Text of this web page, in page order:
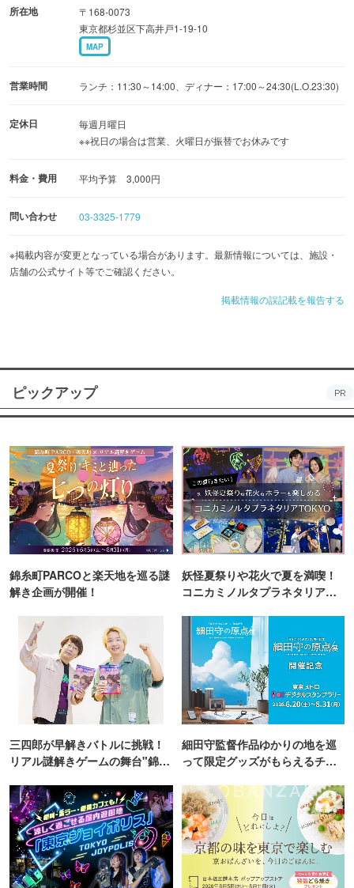
所在地
〒168-0073
東京都杉並区下高井戸1-19-10
MAP
営業時間 ランチ：11:30～14:00、ディナー：17:00～24:30(L.O.23:30)
定休日
毎週月曜日
※※祝日の場合は営業、火曜日が振替でお休みです
料金・費用 平均予算 3,000円
問い合わせ 03-3325-1779
※掲載内容が変更となっている場合があります。最新情報については、施設・
店舗の公式サイト等でご確認ください。
掲載情報の誤記載を報告する
ピックアップ PR
錦糸町PARCOと楽天地を巡る謎
解き企画が開催！
妖怪夏祭りや花火で夏を満喫！
コニカミノルタプラネタリア
三四郎が早解きバトルに挑戦！
リアル謎解きゲームの舞台"錦糸
細田守監督作品ゆかりの地を巡
って限定グッズがもらえるチャ